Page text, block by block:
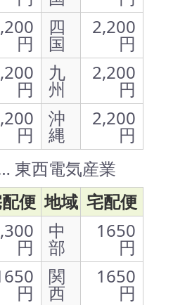
円
四
国
2,200
円
円
九
州
2,200
円
円
沖
縄
2,200
円
東西電気産業
便 地域 宅配便
円
中
部
1650
円
円
関
西
1650
円